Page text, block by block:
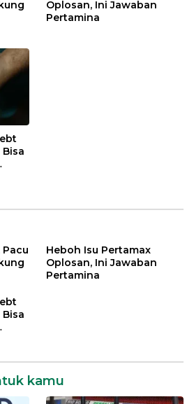
Oplosan, Ini Jawaban
Pertamina
Pacu
Heboh Isu Pertamax
Oplosan, Ini Jawaban
Pertamina
kamu